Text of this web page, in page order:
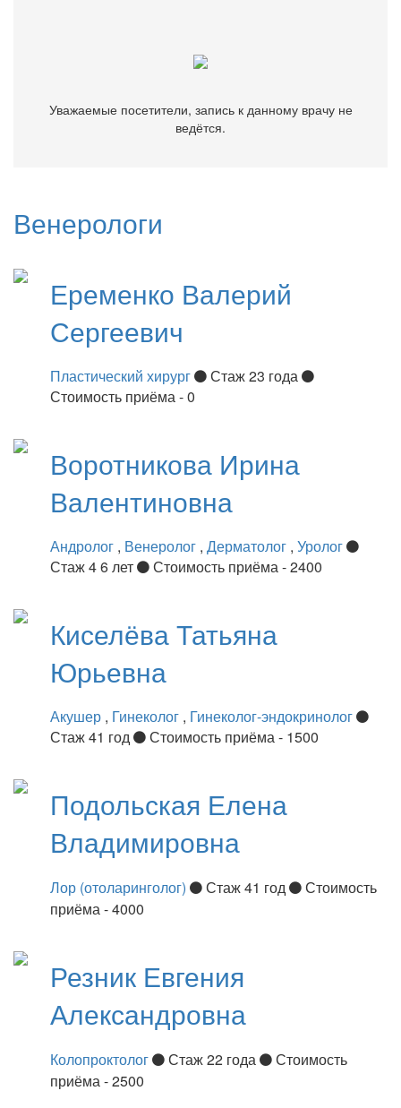
Уважаемые посетители, запись к данному врачу не
ведётся.
Венерологи
Еременко Валерий
Сергеевич
Пластический хирург
Стаж 23 года
Стоимость приёма - 0
Воротникова Ирина
Валентиновна
Андролог , Венеролог , Дерматолог , Уролог
Стаж 4 6 лет
Стоимость приёма - 2400
КиселёваТатьяна
Юрьевна
Акушер , Гинеколог , Гинеколог-эндокринолог
Стаж 41 год
Стоимость приёма - 1500
Подольская Елена
Владимировна
Лор (отоларинголог) Стаж 41 год
Стоимость
приёма - 4000
Резник Евгения
Александровна
Колопроктолог Стаж 22 года
Стоимость
приёма - 2500